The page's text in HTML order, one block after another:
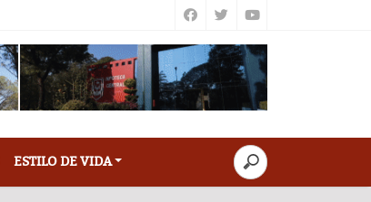
ESTILO DE VIDA